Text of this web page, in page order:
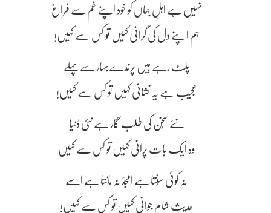
نہیں ہے اہلِ جہاں کو خود اپنے غم سے فراغ
ہم اپنے دل کی گرانی کہیں تو کس سے کہیں!
پلٹ رہے ہیں پرندے بہار سے پہلے
عجیب ہے یہ نشانی کہیں تو کس سے کہیں!
نئے سُخن کی طلب گار ہے نئی دُنیا
وہ ایک بات پرانی کہیں تو کس سے کہیں
نہ کوئی سُنتا ہے امجدؔ نہ مانتا ہے اسے
حدیثِ شامِ جوانی کہیں تو کس سے کہیں!